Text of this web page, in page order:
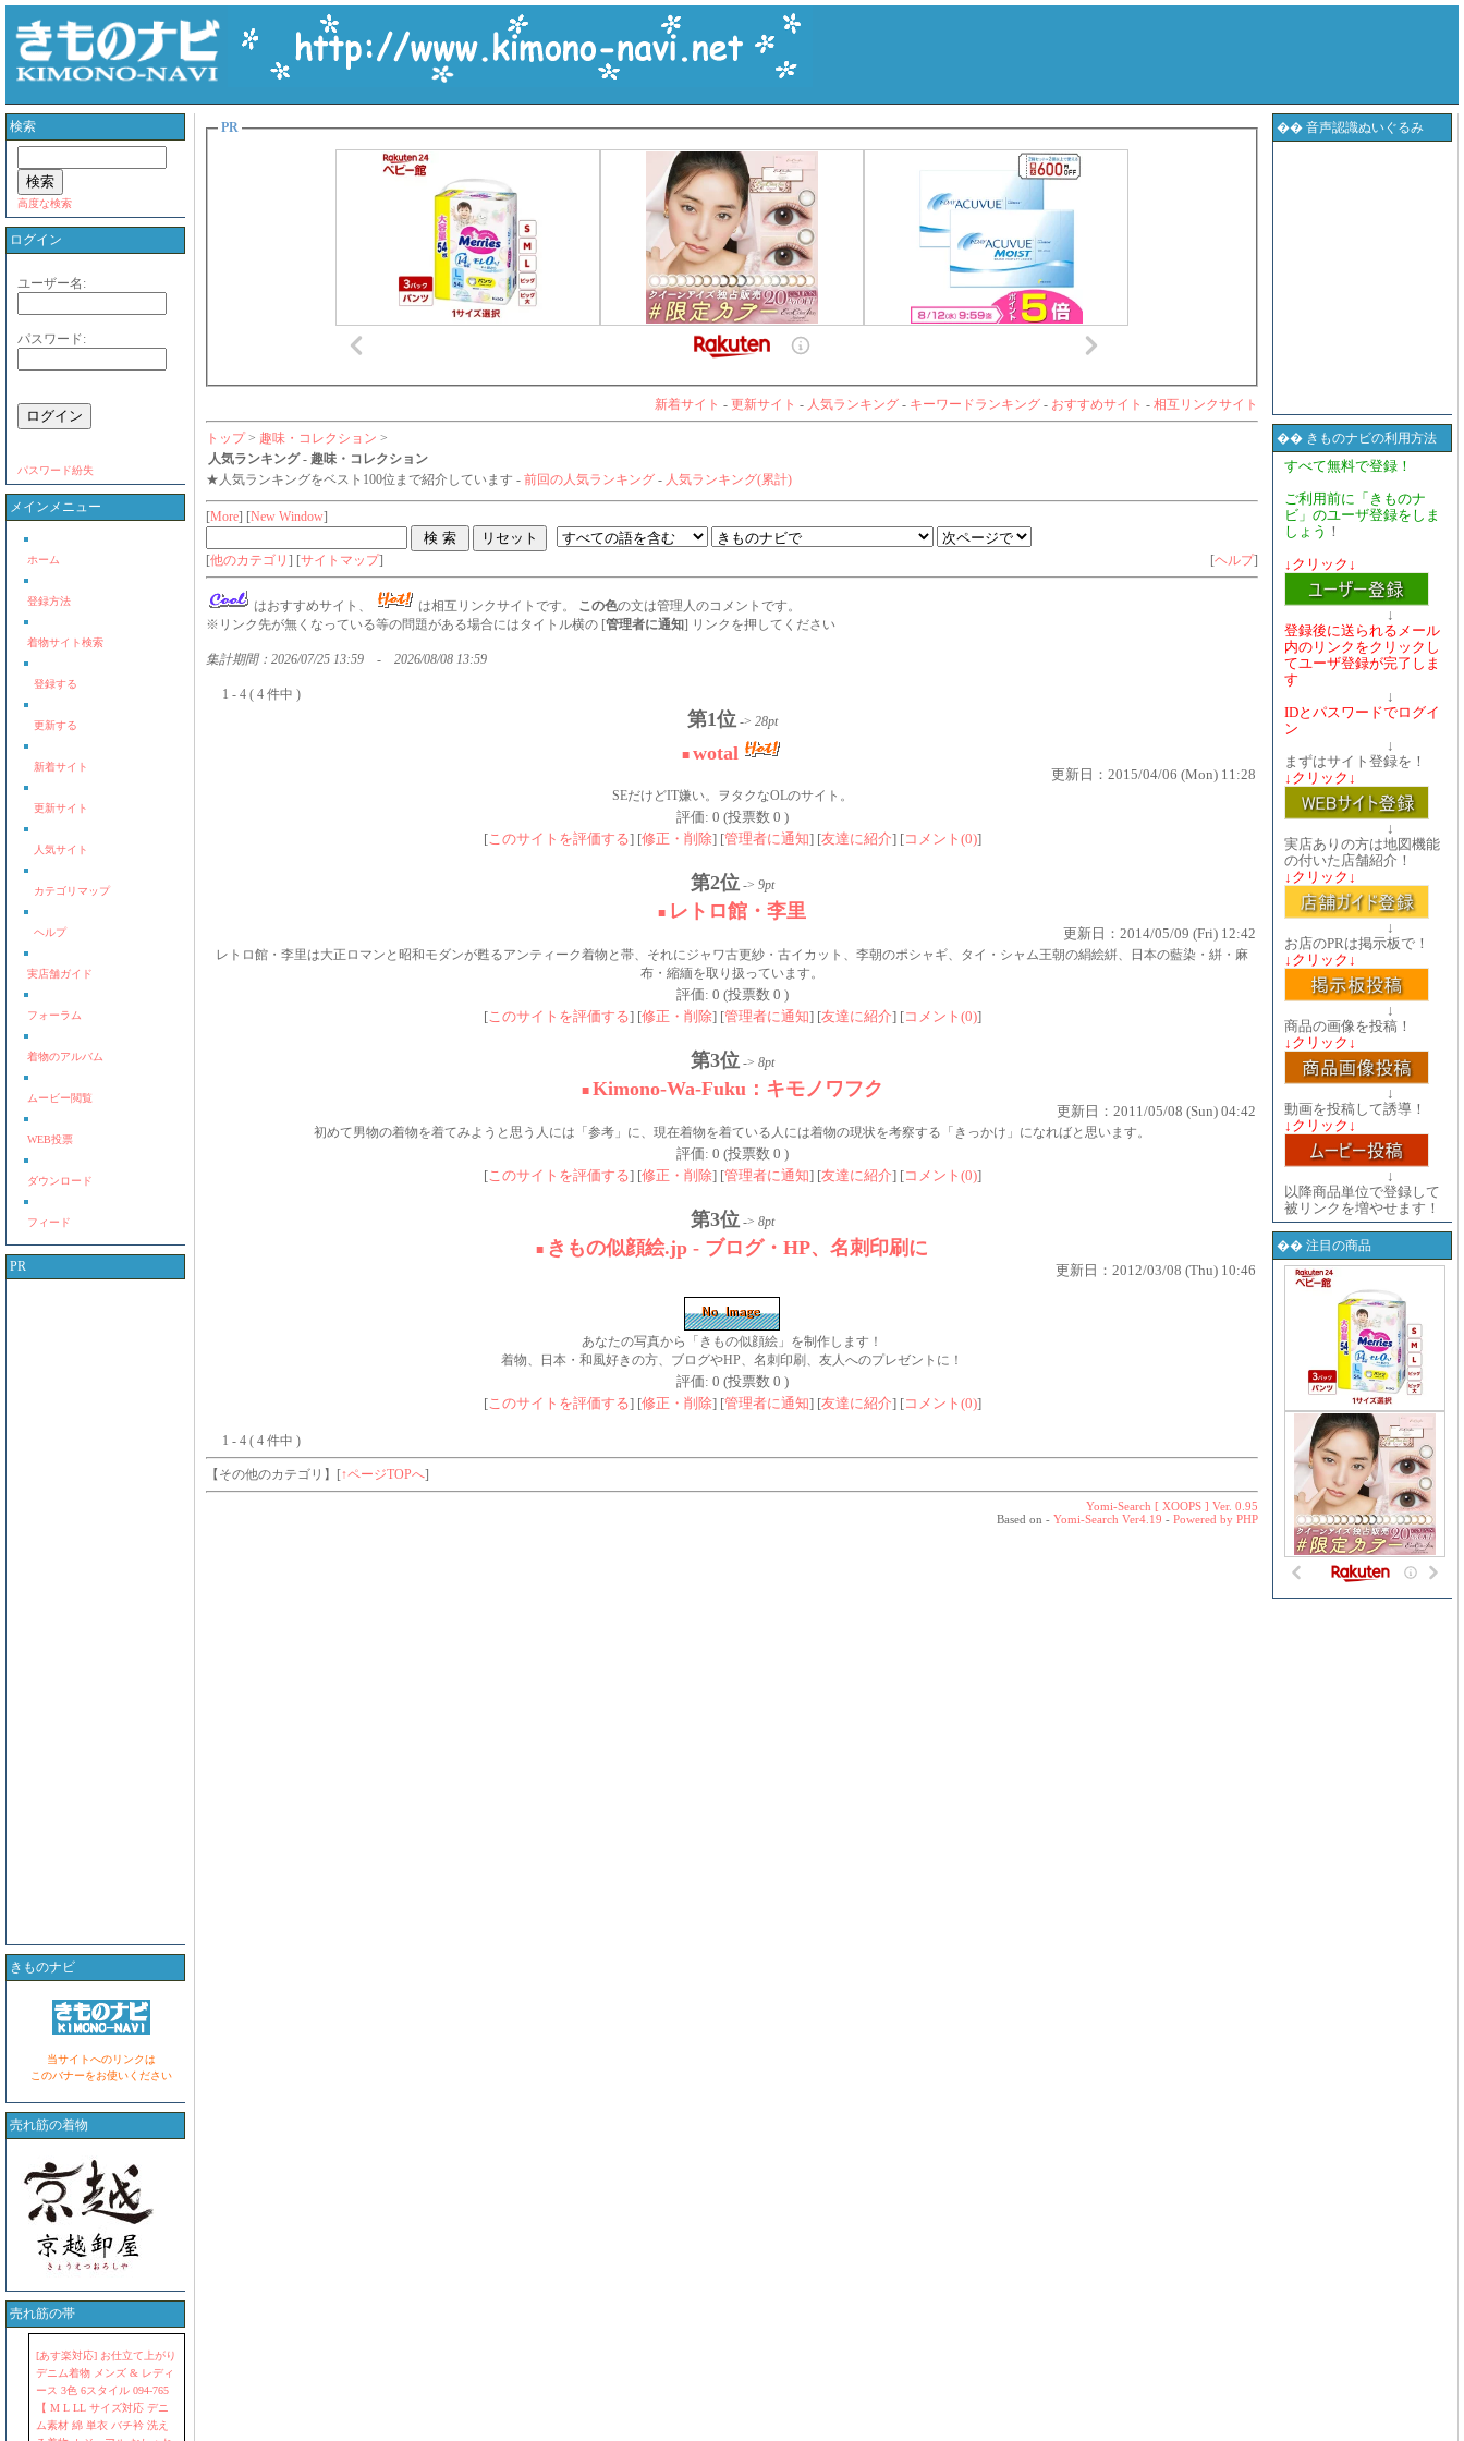
検索
高度な検索
ログイン
ユーザー名:
パスワード:
パスワード紛失
メインメニュー
ホーム
登録方法
着物サイト検索
登録する
更新する
新着サイト
更新サイト
人気サイト
カテゴリマップ
ヘルプ
実店舗ガイド
フォーラム
着物のアルバム
ムービー閲覧
WEB投票
ダウンロード
フィード
PR
きものナビ
当サイトへのリンクは
このバナーをお使いください
売れ筋の着物
売れ筋の帯
[あす楽対応] お仕立て上がり
デニム着物 メンズ & レディ
ース 3色 6スタイル 094-765
【 M L LL サイズ対応 デニ
ム素材 綿 単衣 バチ衿 洗え
PR
新着サイト - 更新サイト - 人気ランキング - キーワードランキング - おすすめサイト - 相互リンクサイト
トップ> 趣味・コレクション >
人気ランキング - 趣味・コレクション
★人気ランキングをベスト100位まで紹介しています - 前回の人気ランキング - 人気ランキング(累計)
[More] [New Window]
[他のカテゴリ ] [サイトマップ] [ヘルプ]
はおすすめサイト、 は相互リンクサイトです。 この色の文は管理人のコメントです。
※リンク先が無くなっている等の問題がある場合にはタイトル横の [管理者に通知] リンクを押してください
集計期間：2026/07/25 13:59 - 2026/08/08 13:59
1 - 4 ( 4 件中 )
第1位-> 28pt
■ wotal
更新日：2015/04/06 (Mon) 11:28
SEだけどIT嫌い。ヲタクなOLのサイト。
評価: 0 (投票数 0 )
[このサイトを評価する] [修正・削除] [管理者に通知] [友達に紹介] [コメント(0)]
第2位-> 9pt
■ レトロ館・李里
更新日：2014/05/09 (Fri) 12:42
レトロ館・李里は大正ロマンと昭和モダンが甦るアンティーク着物と帯、それにジャワ古更紗・古イカット、李朝のポシャギ、タイ・シャム王朝の絹絵絣、日本の藍染・絣・麻
布・縮緬を取り扱っています。
評価: 0 (投票数 0 )
[このサイトを評価する] [修正・削除] [管理者に通知] [友達に紹介] [コメント(0)]
第3位-> 8pt
■ Kimono-Wa-Fuku：キモノワフク
更新日：2011/05/08 (Sun) 04:42
初めて男物の着物を着てみようと思う人には「参考」に、現在着物を着ている人には着物の現状を考察する「きっかけ」になればと思います。
評価: 0 (投票数 0 )
[このサイトを評価する] [修正・削除] [管理者に通知] [友達に紹介] [コメント(0)]
第3位-> 8pt
■ きもの似顔絵.jp - ブログ・HP、名刺印刷に
更新日：2012/03/08 (Thu) 10:46
あなたの写真から「きもの似顔絵」を制作します！
着物、日本・和風好きの方、ブログやHP、名刺印刷、友人へのプレゼントに！
評価: 0 (投票数 0 )
[このサイトを評価する] [修正・削除] [管理者に通知] [友達に紹介] [コメント(0)]
1 - 4 ( 4 件中 )
【その他のカテゴリ】 [↑ページTOPへ]
Yomi-Search [ XOOPS ] Ver. 0.95
Based on - Yomi-Search Ver4.19 - Powered by PHP
�� 音声認識ぬいぐるみ
�� きものナビの利用方法
すべて無料で登録！
ご利用前に「きものナ
ビ」のユーザ登録をしま
しょう ！
↓クリック↓
↓
登録後に送られるメール
内のリンクをクリックし
てユーザ登録が完了しま
す
↓
IDとパスワードでログイ
ン
↓
まずはサイト登録を！
↓クリック↓
↓
実店ありの方は地図機能
の付いた店舗紹介！
↓クリック↓
↓
お店のPRは掲示板で！
↓クリック↓
↓
商品の画像を投稿！
↓クリック↓
↓
動画を投稿して誘導！
↓クリック↓
↓
以降商品単位で登録して
被リンクを増やせます！
�� 注目の商品